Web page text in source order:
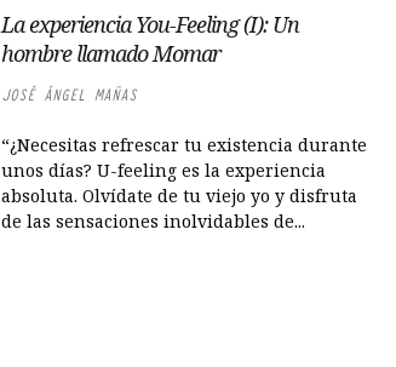
La experiencia You-Feeling (I): Un
hombre llamado Momar
JOSÉ ÁNGEL MAÑAS
“¿Necesitas refrescar tu existencia durante
unos días? U-feeling es la experiencia
absoluta. Olvídate de tu viejo yo y disfruta
de las sensaciones inolvidables de...